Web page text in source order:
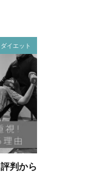
ダイエット
判から